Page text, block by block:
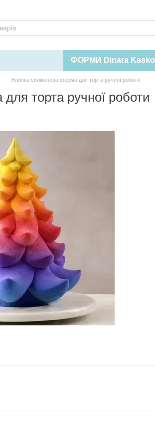
ФОРМИ Dinara Kasko
Ялинка силіконова форма для торта ручної роботи
торта ручної роботи